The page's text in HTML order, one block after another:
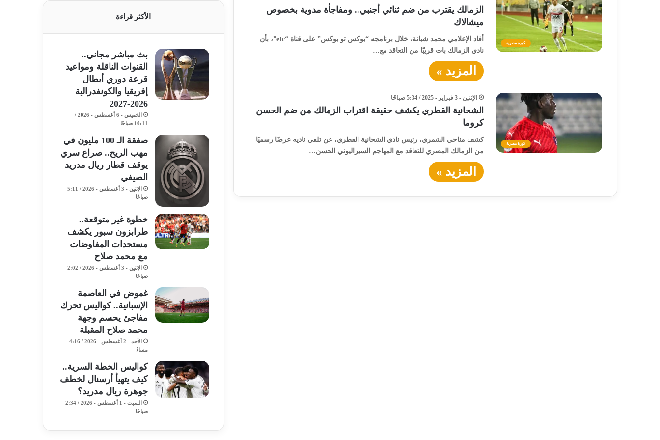
كورة مصرية
الزمالك يقترب من ضم ثنائي أجنبي.. ومفاجأة مدوية بخصوص
ميشالاك
أفاد الإعلامي محمد شبانة، خلال برنامجه “بوكس تو بوكس” على قناة “etc”، بأن
نادي الزمالك بات قريبًا من التعاقد مع…
المزيد »
كورة مصرية
الإثنين - 3 فبراير - 2025 / 5:34 صباحًا
الشحانية القطري يكشف حقيقة اقتراب الزمالك من ضم الحسن
كروما
كشف مناحي الشمري، رئيس نادي الشحانية القطري، عن تلقي ناديه عرضًا رسميًا
من الزمالك المصري للتعاقد مع المهاجم السيراليوني الحسن…
المزيد »
الأكثر قراءة
بث مباشر مجاني..
القنوات الناقلة ومواعيد
قرعة دوري أبطال
إفريقيا والكونفدرالية
2026-2027
الخميس - 6 أغسطس - 2026 /
10:11 صباحًا
صفقة الـ 100 مليون في
مهب الريح.. صراع سري
يوقف قطار ريال مدريد
الصيفي
الإثنين - 3 أغسطس - 2026 / 5:11
صباحًا
خطوة غير متوقعة..
طرابزون سبور يكشف
مستجدات المفاوضات
مع محمد صلاح
الإثنين - 3 أغسطس - 2026 / 2:02
صباحًا
غموض في العاصمة
الإسبانية.. كواليس تحرك
مفاجئ يحسم وجهة
محمد صلاح المقبلة
الأحد - 2 أغسطس - 2026 / 4:16
مساءً
كواليس الخطة السرية..
كيف يتهيأ أرسنال لخطف
جوهرة ريال مدريد؟
السبت - 1 أغسطس - 2026 / 2:34
صباحًا